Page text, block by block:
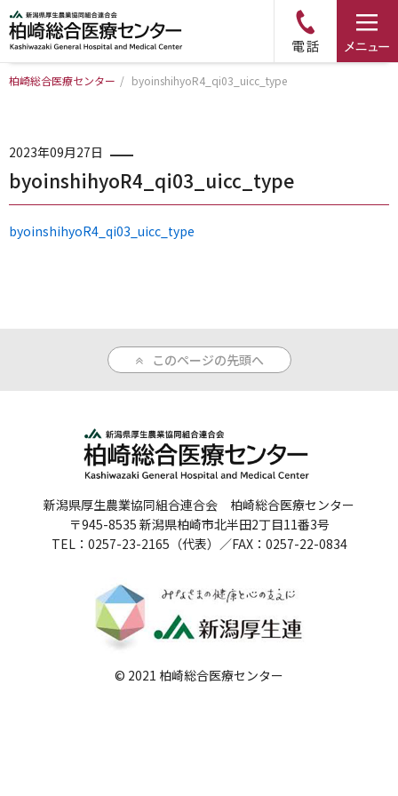
病院について
診療科・部門のご案内
入院のご案内
医療関係者の方へ
病院誌
個人情報保護方針
反社会的勢力に対する基本方針
院内感染対策指針
柏崎総合医療センター / byoinshihyoR4_qi03_uicc_type
2023年09月27日
byoinshihyoR4_qi03_uicc_type
byoinshihyoR4_qi03_uicc_type
このページの先頭へ
新潟県厚生農業協同組合連合会 柏崎総合医療センター
〒945-8535 新潟県柏崎市北半田2丁目11番3号
TEL：0257-23-2165（代表）／FAX：0257-22-0834
© 2021 柏崎総合医療センター